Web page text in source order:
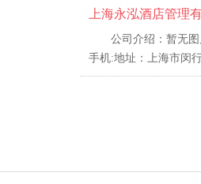
上海永泓酒店管理
公司介绍：暂无
手机:地址：上海市闵